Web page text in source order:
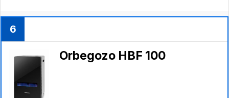
6
Orbegozo ‎HBF 100